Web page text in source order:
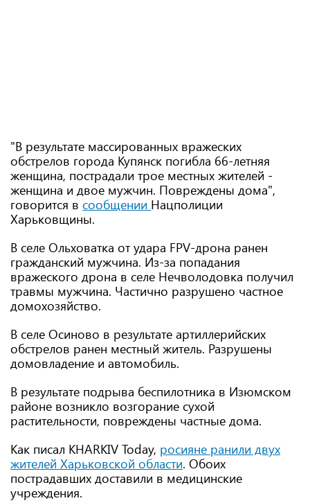
"В результате массированных вражеских
обстрелов города Купянск погибла 66-летняя
женщина, пострадали трое местных жителей -
женщина и двое мужчин. Повреждены дома",
говорится в сообщении Нацполиции
Харьковщины.
В селе Ольховатка от удара FPV-дрона ранен
гражданский мужчина. Из-за попадания
вражеского дрона в селе Нечволодовка получил
травмы мужчина. Частично разрушено частное
домохозяйство.
В селе Осиново в результате артиллерийских
обстрелов ранен местный житель. Разрушены
домовладение и автомобиль.
В результате подрыва беспилотника в Изюмском
районе возникло возгорание сухой
растительности, повреждены частные дома.
Как писал KHARKIV Today, росияне ранили двух
жителей Харьковской области. Обоих
пострадавших доставили в медицинские
учреждения.